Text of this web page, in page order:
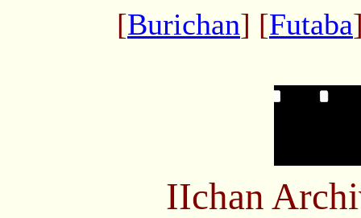
[Burichan] [Futaba
IIchan